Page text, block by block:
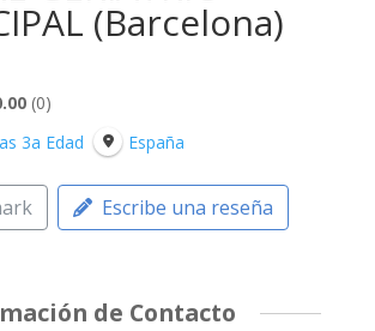
(Barcelona)
0
3a Edad
España
Escribe una reseña
de Contacto